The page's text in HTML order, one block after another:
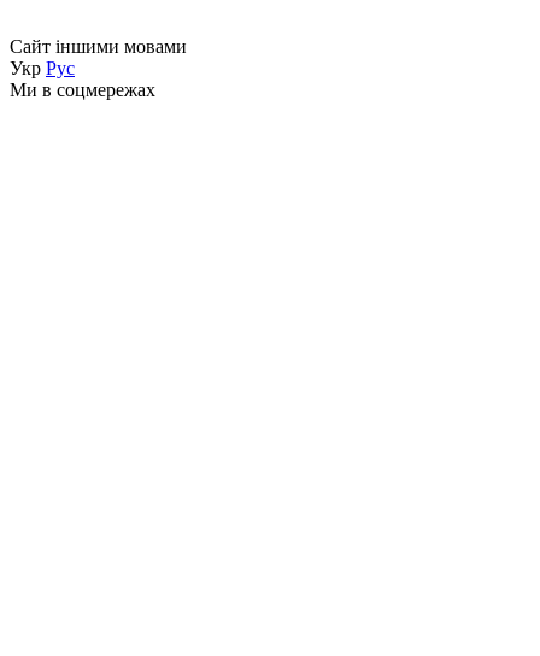
Сайт іншими мовами
Укр Рус
Ми в соцмережах